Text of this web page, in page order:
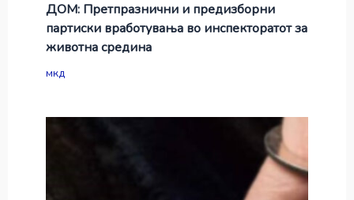
ДОМ: Претпразнични и предизборни
партиски вработувања во инспекторатот за
животна средина
мкд